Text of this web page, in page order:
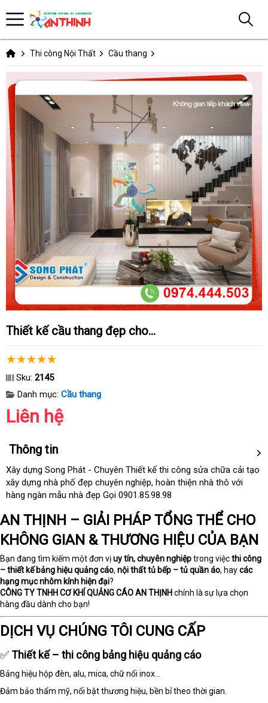
Thi công Nội Thất Cầu thang
Thiết kế cầu thang đẹp cho...
Sku: 2145
Danh mục: Cầu thang
Liên hệ
Thông tin
Xây dựng Song Phát - Chuyên Thiết kế thi công sửa chữa cải tạo
xây dựng nhà phố đẹp chuyên nghiệpĐức
, hoàn thiện nhà thô lừa
với
hàng ngàn mẫu nhà đẹp Gọi 0901.85.98.98
AN THỊNH – GIẢI PHÁP TỔNG THỂ CHO
KHÔNG GIAN & THƯƠNG HIỆU CỦA BẠN
Bạn đang tìm kiếm một đơn vịuy tín, chuyên nghiệptrong việcthi công
– thiết kế bảng hiệu quảng cáo, nội thất tủ bếp – tủ quần áo, haycác
hạng mục nhôm kính hiện đại?
CÔNG TY TNHH CƠ KHÍ QUẢNG CÁO AN THỊNH chính là sự lựa chọn
hàng đầu dành cho bạn!
DỊCH VỤ CHÚNG TÔI CUNG CẤP
✅Thiết kế – thi công bảng hiệu quảng cáo
Bảng hiệu hộp đèn, alu, mica, chữ nổi inox...
Đảm bảo thẩm mỹ, nổi bật thương hiệu, bền bỉ theo thời gian.